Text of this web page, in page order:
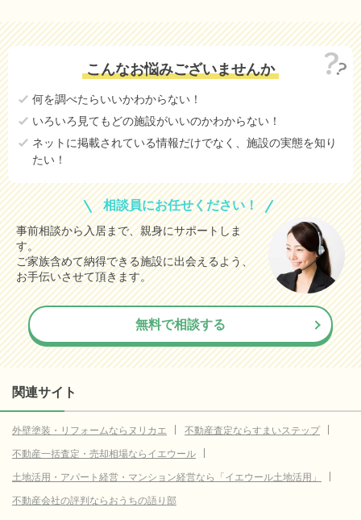
こんなお悩みございませんか
何を調べたらいいかわからない！
いろいろ見てもどの施設がいいのかわからない！
ネットに掲載されている情報だけでなく、施設の実態を知り
たい！
相談員にお任せください！
事前相談から入居まで、親身にサポートしま
す。
ご家族含めて納得できる施設に出会えるよう、
お手伝いさせて頂きます。
無料で相談する
関連サイト
外壁塗装・リフォームならヌリカエ
不動産査定ならすまいステップ
不動産一括査定・売却相場ならイエウール
土地活用・アパート経営・マンション経営なら「イエウール土地活用」
不動産会社の評判ならおうちの語り部